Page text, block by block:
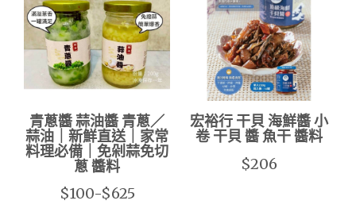
青蔥醬 蒜油醬 青蔥／
蒜油｜新鮮直送｜家常
料理必備｜免剁蒜免切
蔥 醬料
$100-$625
宏裕行 干貝 海鮮醬 小
卷 干貝 醬 魚干 醬料
$206